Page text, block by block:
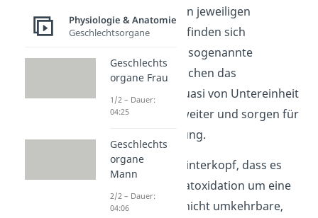
bezeichnen. An den jeweiligen
Untereinheiten befinden sich
Zusatzstrukturen, sogenannte
Cofaktoren. Sie reichen das
Pyruvatmolekül quasi von Untereinheit
zur Untereinheit weiter und sorgen für
dessen Umwandlung.
Behalte auch im Hinterkopf, dass es
sich bei der Pyruvatoxidation um eine
irreversible
, also nicht umkehrbare,
Physiologie & Anatomie
Geschlechtsorgane
Geschlechts
organe Frau
1/2 – Dauer:
04:25
Geschlechts
organe
Mann
2/2 – Dauer:
04:06